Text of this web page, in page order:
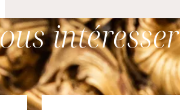
intéresser